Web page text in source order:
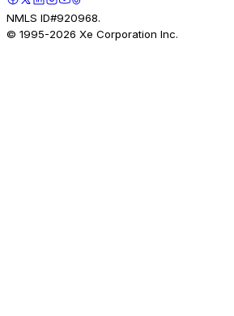
NMLS ID#920968.
© 1995-2026 Xe Corporation Inc.